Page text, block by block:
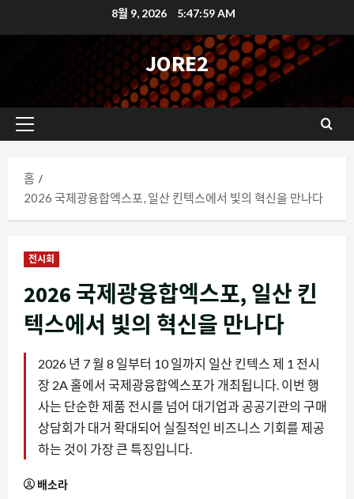
텐
가
8월 9, 2026 5:48:00 AM
JORE2
기
메
뉴
홈
2026 국제광융합엑스포, 일산 킨텍스에서 빛의 혁신을 만나다
전시회
2026 국제광융합엑스포, 일산 킨
텍스에서 빛의 혁신을 만나다
2026 년 7 월 8 일부터 10 일까지 일산 킨텍스 제 1 전시
장 2A 홀에서 국제광융합엑스포가 개최됩니다. 이번 행
사는 단순한 제품 전시를 넘어 대기업과 공공기관의 구매
상담회가 대거 확대되어 실질적인 비즈니스 기회를 제공
하는 것이 가장 큰 특징입니다.
배소라